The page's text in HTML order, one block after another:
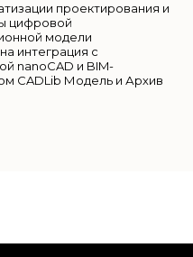
проектирования и
цифровой
модели
интеграция с
nanoCAD и BIM-
CADLib Модель и Архив